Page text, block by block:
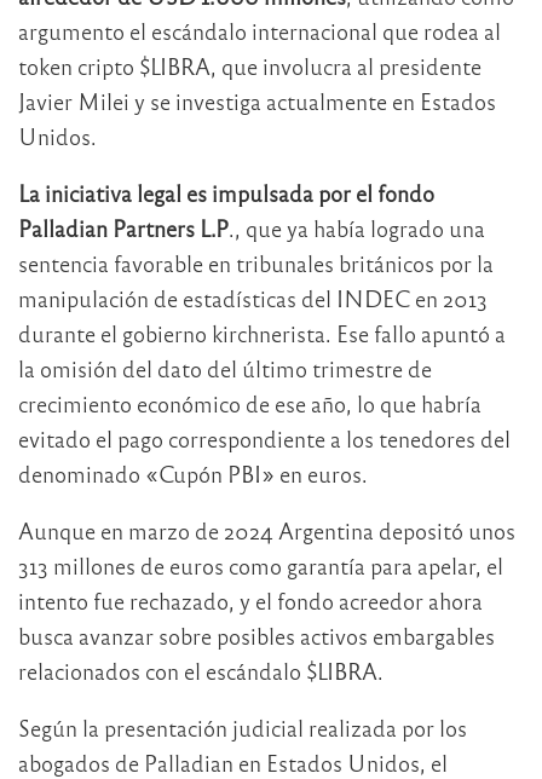
argumento el escándalo internacional que rodea al
token cripto $LIBRA, que involucra al presidente
Javier Milei y se investiga actualmente en Estados
Unidos.
La iniciativa legal es impulsada por el fondo
Palladian Partners L.P., que ya había logrado una
sentencia favorable en tribunales británicos por la
manipulación de estadísticas del INDEC en 2013
durante el gobierno kirchnerista. Ese fallo apuntó a
la omisión del dato del último trimestre de
crecimiento económico de ese año, lo que habría
evitado el pago correspondiente a los tenedores del
denominado «Cupón PBI» en euros.
Aunque en marzo de 2024 Argentina depositó unos
313 millones de euros como garantía para apelar, el
intento fue rechazado, y el fondo acreedor ahora
busca avanzar sobre posibles activos embargables
relacionados con el escándalo $LIBRA.
Según la presentación judicial realizada por los
abogados de Palladian en Estados Unidos, el